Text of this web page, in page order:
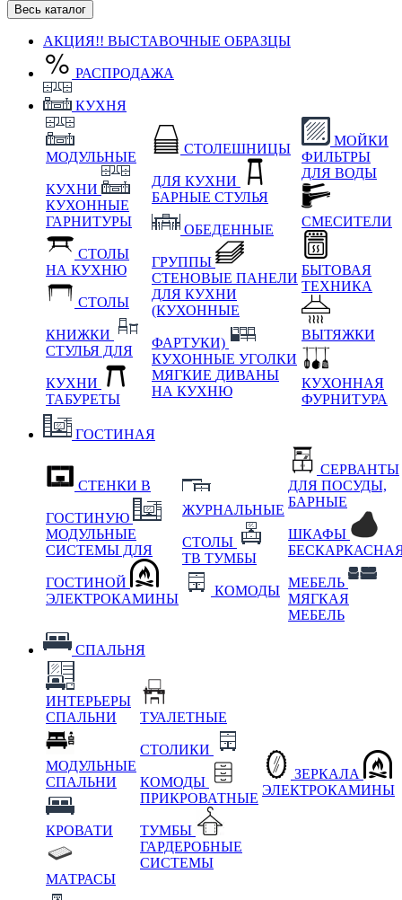
Весь каталог
АКЦИЯ!! ВЫСТАВОЧНЫЕ ОБРАЗЦЫ
РАСПРОДАЖА
КУХНЯ
МОДУЛЬНЫЕ
КУХНИ
КУХОННЫЕ
ГАРНИТУРЫ
СТОЛЫ
НА КУХНЮ
СТОЛЫ
КНИЖКИ
СТУЛЬЯ ДЛЯ
КУХНИ
ТАБУРЕТЫ
СТОЛЕШНИЦЫ
ДЛЯ КУХНИ
БАРНЫЕ СТУЛЬЯ
ОБЕДЕННЫЕ
ГРУППЫ
СТЕНОВЫЕ ПАНЕЛИ
ДЛЯ КУХНИ
(КУХОННЫЕ
ФАРТУКИ)
КУХОННЫЕ УГОЛКИ
МЯГКИЕ ДИВАНЫ
НА КУХНЮ
МОЙКИ
ФИЛЬТРЫ
ДЛЯ ВОДЫ
СМЕСИТЕЛИ
БЫТОВАЯ
ТЕХНИКА
ВЫТЯЖКИ
КУХОННАЯ
ФУРНИТУРА
ГОСТИНАЯ
СТЕНКИ В
ГОСТИНУЮ
МОДУЛЬНЫЕ
СИСТЕМЫ ДЛЯ
ГОСТИНОЙ
ЭЛЕКТРОКАМИНЫ
ЖУРНАЛЬНЫЕ
СТОЛЫ
ТВ ТУМБЫ
КОМОДЫ
СЕРВАНТЫ
ДЛЯ ПОСУДЫ,
БАРНЫЕ
ШКАФЫ
МЕБЕЛЬ
МЯГКАЯ
МЕБЕЛЬ
СПАЛЬНЯ
ИНТЕРЬЕРЫ
СПАЛЬНИ
МОДУЛЬНЫЕ
СПАЛЬНИ
КРОВАТИ
МАТРАСЫ
ТУАЛЕТНЫЕ
СТОЛИКИ
КОМОДЫ
ПРИКРОВАТНЫЕ
ТУМБЫ
ГАРДЕРОБНЫЕ
СИСТЕМЫ
ЗЕРКАЛА
ЭЛЕКТРОКАМИНЫ